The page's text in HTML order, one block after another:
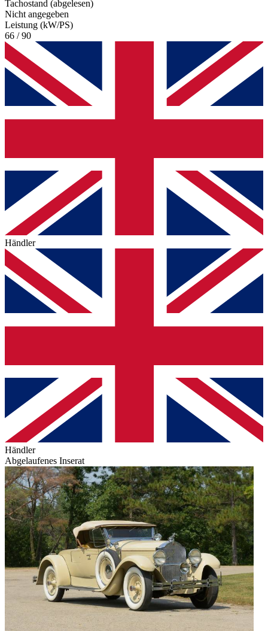
Tachostand (abgelesen)
Nicht angegeben
Leistung (kW/PS)
66 / 90
Händler
Händler
Abgelaufenes Inserat